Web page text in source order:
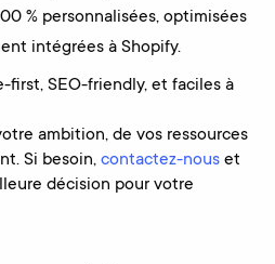
% personnalisées, optimisées
intégrées à Shopify.
first, SEO-friendly, et faciles à
ambition, de vos ressources
Si besoin, contactez-nous et
décision pour votre